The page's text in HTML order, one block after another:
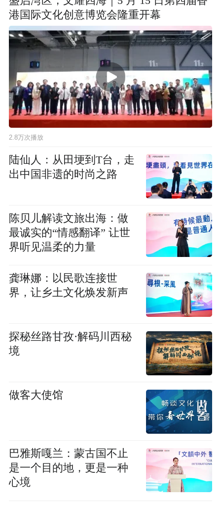
港国际文化创意博览会隆重开幕
2.8万次播放
陆仙人：从田埂到T台，走
出中国非遗的时尚之路
陈贝儿解读文旅出海：做
最诚实的“情感翻译” 让世
界听见温柔的力量
龚琳娜：以民歌连接世
界，让乡土文化焕发新声
探秘丝路甘孜·解码川西秘
境
做客大使馆
巴雅斯嘎兰：蒙古国不止
是一个目的地，更是一种
心境